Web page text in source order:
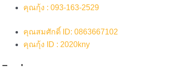
คุณกุ้ง : 093-163-2529
คุณสมศักดิ์ ID: 0863667102
คุณกุ้ง ID : 2020kny